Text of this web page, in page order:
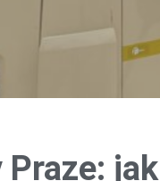
Praze: